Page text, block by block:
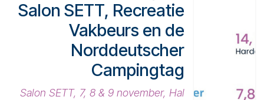
Salon SETT, Recreatie
Vakbeurs en de
Norddeutscher
Campingtag
Salon SETT, 7, 8 & 9 november, Hal